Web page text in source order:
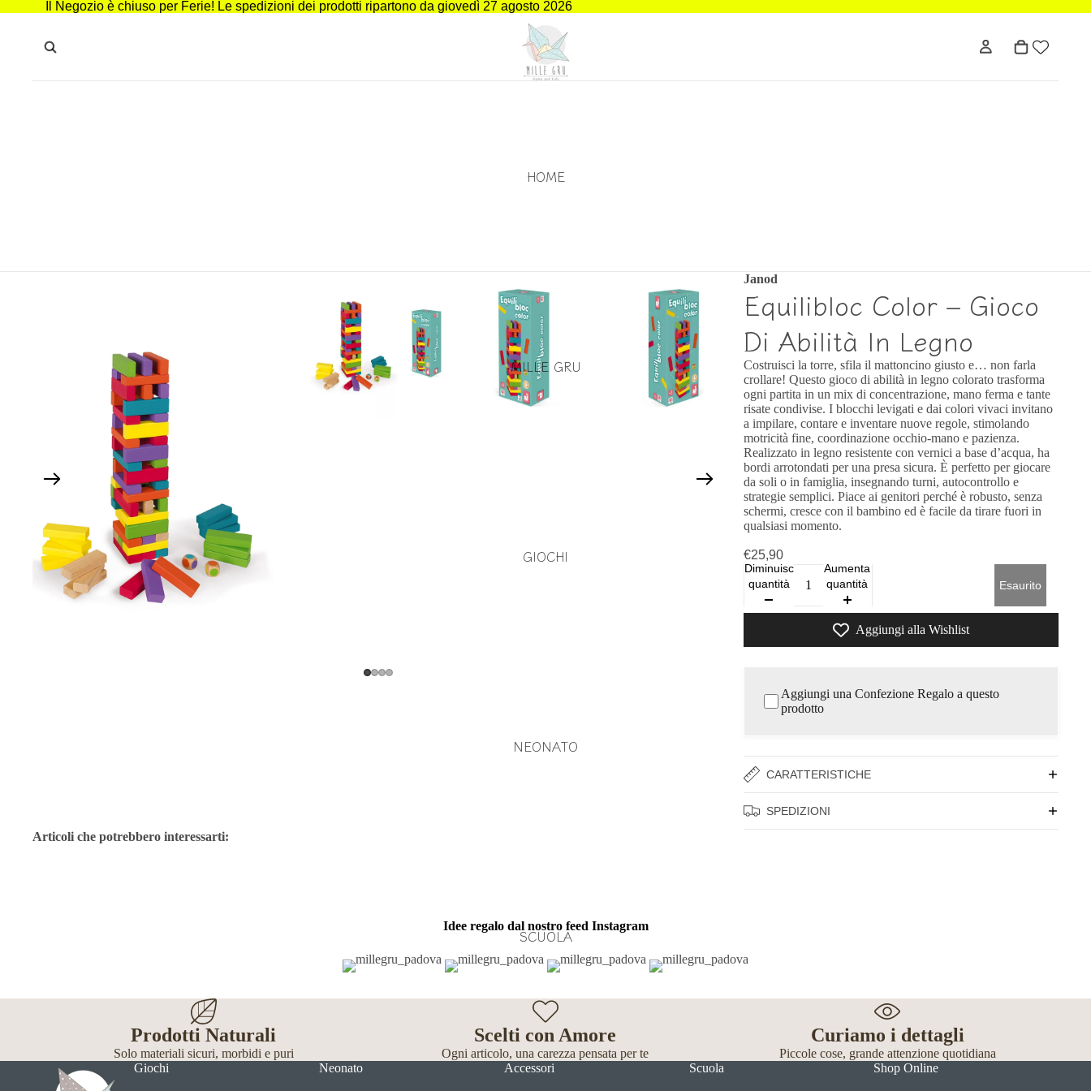
Il Negozio è chiuso per Ferie! Le spedizioni dei prodotti ripartono da giovedì 27 agosto 2026
HOME
MILLE GRU
GIOCHI
NEONATO
SCUOLA
Janod
Equilibloc Color – Gioco
Di Abilità In Legno
Costruisci la torre, sfila il mattoncino giusto e… non farla
crollare! Questo gioco di abilità in legno colorato trasforma
ogni partita in un mix di concentrazione, mano ferma e tante
risate condivise. I blocchi levigati e dai colori vivaci invitano
a impilare, contare e inventare nuove regole, stimolando
motricità fine, coordinazione occhio-mano e pazienza.
Realizzato in legno resistente con vernici a base d’acqua, ha
bordi arrotondati per una presa sicura. È perfetto per giocare
da soli o in famiglia, insegnando turni, autocontrollo e
strategie semplici. Piace ai genitori perché è robusto, senza
schermi, cresce con il bambino ed è facile da tirare fuori in
qualsiasi momento.
€25,90
Diminuisci
quantità
Aumenta
quantità
Esaurito
Aggiungi alla Wishlist
Aggiungi una Confezione Regalo a questo
prodotto
CARATTERISTICHE
SPEDIZIONI
Articoli che potrebbero interessarti:
Idee regalo dal nostro feed Instagram
Prodotti Naturali
Solo materiali sicuri, morbidi e puri
Scelti con Amore
Ogni articolo, una carezza pensata per te
Curiamo i dettagli
Piccole cose, grande attenzione quotidiana
Giochi
Neonato Accessori Scuola Shop Online